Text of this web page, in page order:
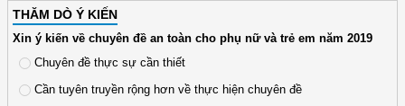
THĂM DÒ Ý KIẾN
Xin ý kiến về chuyên đề an toàn cho phụ nữ và trẻ em năm 2019
Chuyên đề thực sự cần thiết
Cần tuyên truyền rộng hơn về thực hiện chuyên đề